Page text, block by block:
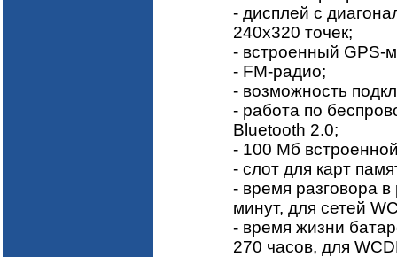
- дисплей с
240х320 точек;
- встроенный GPS-
- FM-радио;
- возможность
- работа по
Bluetooth 2.0;
- 100 Мб
- слот для карт
- время разговора
минут, для сетей
- время жизни
270 часов, для